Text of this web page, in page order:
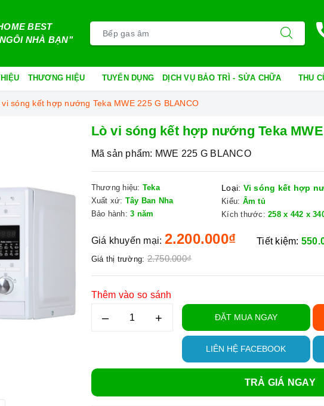
BEST
NHÀ BẠN"
THƯƠNG HIỆU TUYỂN DỤNG DỊCH VỤ BẢO TRÌ - SỬA CHỮA THU
vi sóng kết hợp nướng Teka MWE 225 G BLANCO
Lò vi sóng kết hợp nướng Teka
Mã sản phẩm: MWE 225 G BLANCO
Thương hiệu: Teka
Xuất xứ: Tây Ban Nha
Bảo hành: 3 năm
Loại: Vi sóng kết hợp
Kiểu: Âm tủ
Kích thước: 258 x 442 x
Giá khuyến mại: 2.200.000₫
Giá thị trường: 2.750.000₫
Tiết kiệm:
Thêm vào so sánh
– + ĐẶT MUA NGAY
LIÊN HỆ FACEBOOK
TRẢ GIÁ NGAY